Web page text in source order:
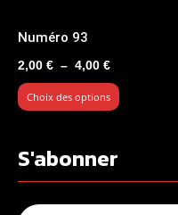
Numéro 93
2,00 € – 4,00 €Plage
de
prix :
4,00 €
Choix des options
S'abonner